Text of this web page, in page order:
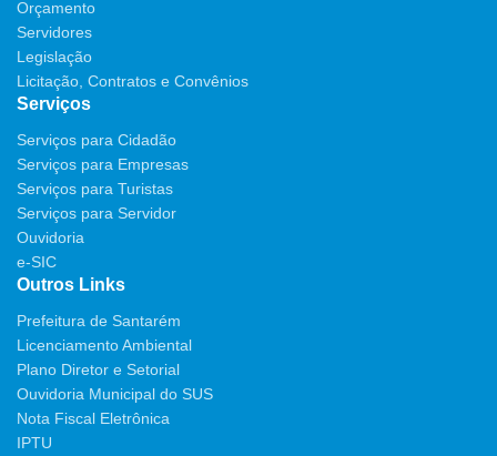
Orçamento
Servidores
Legislação
Licitação, Contratos e Convênios
Serviços
Serviços para Cidadão
Serviços para Empresas
Serviços para Turistas
Serviços para Servidor
Ouvidoria
e-SIC
Outros Links
Prefeitura de Santarém
Licenciamento Ambiental
Plano Diretor e Setorial
Ouvidoria Municipal do SUS
Nota Fiscal Eletrônica
IPTU